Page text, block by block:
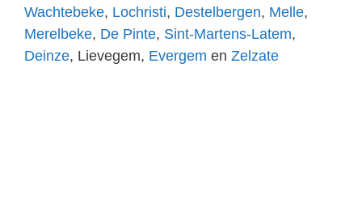
Wachtebeke, Lochristi, Destelbergen, Melle,
Merelbeke, De Pinte, Sint-Martens-Latem,
Deinze, Lievegem, Evergem en Zelzate